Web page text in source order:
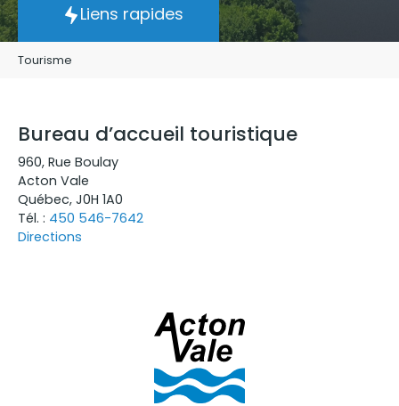
Liens rapides
Tourisme
Bureau d’accueil touristique
960, Rue Boulay
Acton Vale
Québec, J0H 1A0
Tél. : 450 546-7642
Directions